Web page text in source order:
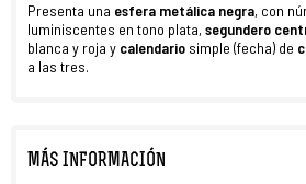
Presenta una esfera metálica negra, con
luminiscentes en tono plata, segundero
blanca y roja y calendario simple (fecha) de
a las tres.
MÁS INFORMACIÓN